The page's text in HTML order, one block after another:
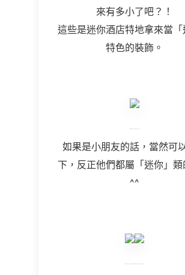
來有多小了吧？！
這些是迷你酒店特地拿來當「
特色的裝飾。
如果是小朋友的話，當然可
下，反正他們都屬「迷你」類
^^